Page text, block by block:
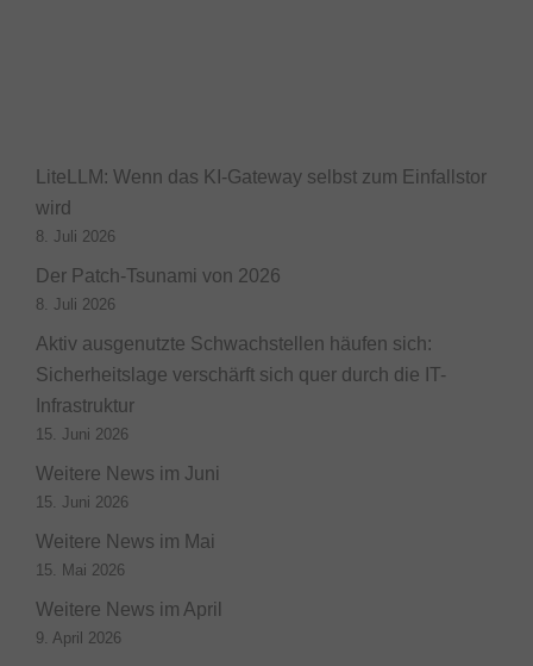
LiteLLM: Wenn das KI-Gateway selbst zum Einfallstor
wird
8. Juli 2026
Der Patch-Tsunami von 2026
8. Juli 2026
Aktiv ausgenutzte Schwachstellen häufen sich:
Sicherheitslage verschärft sich quer durch die IT-
Infrastruktur
15. Juni 2026
Weitere News im Juni
15. Juni 2026
Weitere News im Mai
15. Mai 2026
Weitere News im April
9. April 2026